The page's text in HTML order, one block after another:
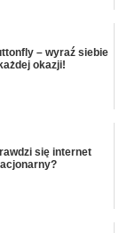
– wyraź siebie
okazji!
się internet